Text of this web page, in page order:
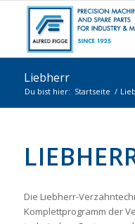
Liebherr
Du bist hier: Startseite /
Die Liebherr-
Komplettprogramm der